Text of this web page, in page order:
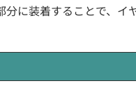
分に装着することで、イ